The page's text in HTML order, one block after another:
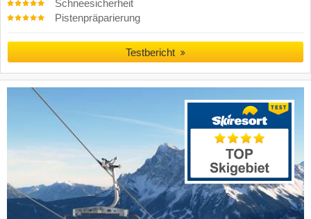
Schneesicherheit
Pistenpräparierung
Testbericht